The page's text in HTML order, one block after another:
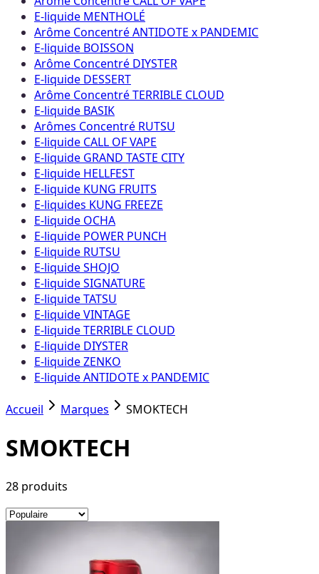
E-liquide MENTHOLÉ
Arôme Concentré ANTIDOTE x PANDEMIC
E-liquide BOISSON
Arôme Concentré DIYSTER
E-liquide DESSERT
Arôme Concentré TERRIBLE CLOUD
E-liquide BASIK
Arômes Concentré RUTSU
E-liquide CALL OF VAPE
E-liquide GRAND TASTE CITY
E-liquide HELLFEST
E-liquide KUNG FRUITS
E-liquides KUNG FREEZE
E-liquide OCHA
E-liquide POWER PUNCH
E-liquide RUTSU
E-liquide SHOJO
E-liquide SIGNATURE
E-liquide TATSU
E-liquide VINTAGE
E-liquide TERRIBLE CLOUD
E-liquide DIYSTER
E-liquide ZENKO
E-liquide ANTIDOTE x PANDEMIC
Accueil Marques SMOKTECH
SMOKTECH
28 produits